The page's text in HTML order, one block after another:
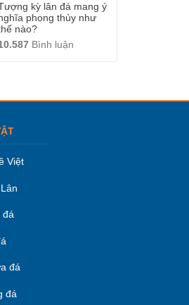
kỳ lân đá mang ý
phong thủy như
nào?
Bình luận
Việt
đá
đá
đá